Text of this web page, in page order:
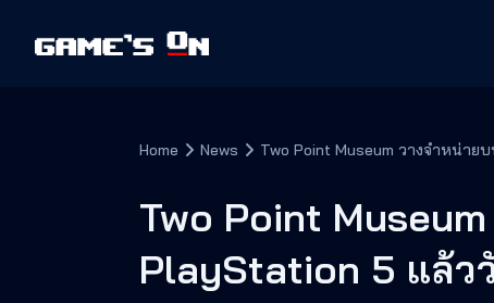
Home News Two Point Museum วางจำหน่าย
Two Point
PlayStation 5 แล้ว